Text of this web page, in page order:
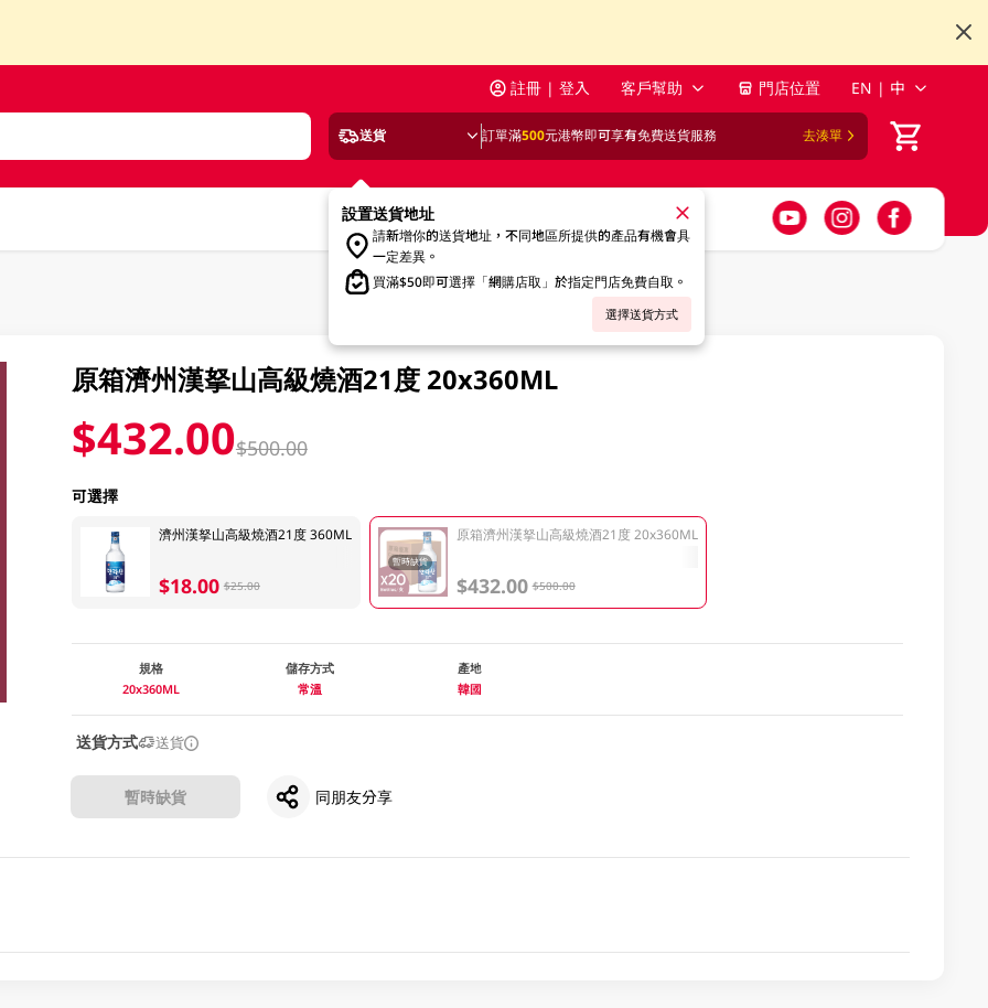
註冊 | 登入 客戶幫助 門店位置 EN | 中
送貨 訂單滿500元港幣即可享有免費送貨服務 去湊單
設置送貨地址
請新增你的送貨地址，不同地區所提供的產品有機會具
一定差異。
買滿$50即可選擇「網購店取」於指定門店免費自取。
選擇送貨方式
原箱濟州漢拏山高級燒酒21度 20x360ML
$432.00$500.00
可選擇
濟州漢拏山高級燒酒21度 360ML
$18.00 $25.00
暫時缺貨
原箱濟州漢拏山高級燒酒21度 20x360ML
$432.00 $500.00
規格
20x360ML
儲存方式
常溫
產地
韓國
送貨方式 送貨
暫時缺貨 同朋友分享